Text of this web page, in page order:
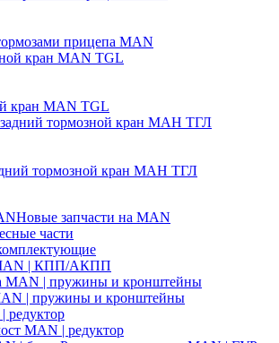
прицепа MAN
кран MAN TGL
тормозной кран МАН ТГЛ
Новые запчасти на MAN
части
MAN | КПП/АКПП
MAN | пружины и кронштейны
| пружины и кронштейны
редуктор
MAN | редуктор